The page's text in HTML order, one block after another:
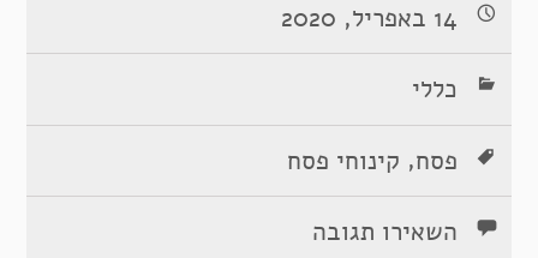
14 באפריל, 2020
כללי
פסח, קינוחי פסח
השאירו תגובה